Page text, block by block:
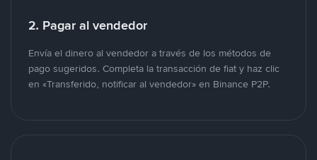
2. Pagar al vendedor
Envía el dinero al vendedor a través de los métodos de
pago sugeridos. Completa la transacción de fiat y haz clic
en «Transferido, notificar al vendedor» en Binance P2P.